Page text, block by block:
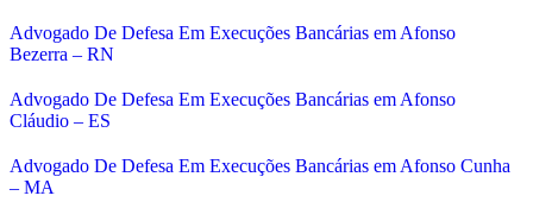
Advogado De Defesa Em Execuções Bancárias em Afonso
Bezerra – RN
Advogado De Defesa Em Execuções Bancárias em Afonso
Cláudio – ES
Advogado De Defesa Em Execuções Bancárias em Afonso Cunha
– MA